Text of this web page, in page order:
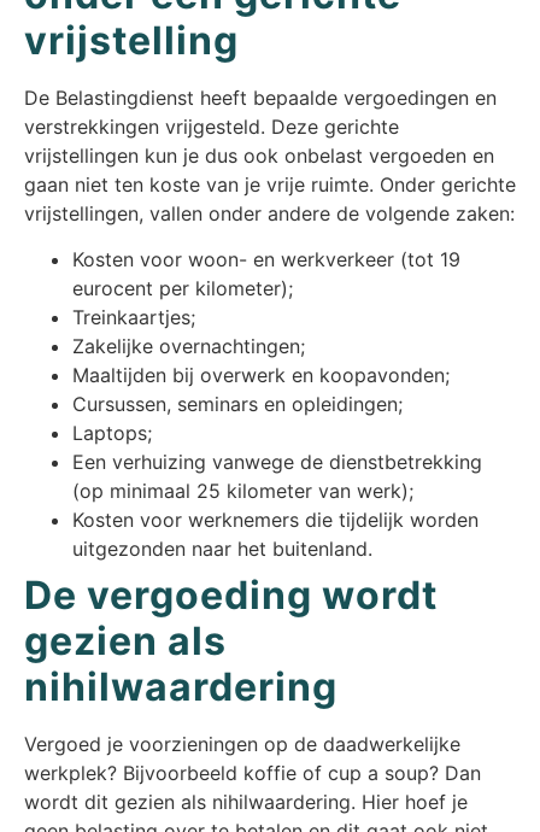
vrijstelling
De Belastingdienst heeft bepaalde vergoedingen en
verstrekkingen vrijgesteld. Deze gerichte
vrijstellingen kun je dus ook onbelast vergoeden en
gaan niet ten koste van je vrije ruimte. Onder gerichte
vrijstellingen, vallen onder andere de volgende zaken:
Kosten voor woon- en werkverkeer (tot 19
eurocent per kilometer);
Treinkaartjes;
Zakelijke overnachtingen;
Maaltijden bij overwerk en koopavonden;
Cursussen, seminars en opleidingen;
Laptops;
Een verhuizing vanwege de dienstbetrekking
(op minimaal 25 kilometer van werk);
Kosten voor werknemers die tijdelijk worden
uitgezonden naar het buitenland.
De vergoeding wordt
gezien als
nihilwaardering
Vergoed je voorzieningen op de daadwerkelijke
werkplek? Bijvoorbeeld koffie of cup a soup? Dan
wordt dit gezien als nihilwaardering. Hier hoef je